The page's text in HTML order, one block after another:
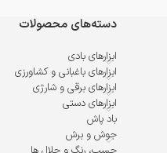
دسته‌های محصولات
ابزارهای بادی
ابزارهای باغبانی و کشاورزی
ابزارهای برقی و شارژی
ابزارهای دستی
باد پاش
جوش و برش